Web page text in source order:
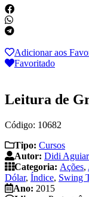
Adicionar aos
Favoritado
Leitura de
Código: 10682
Tipo: Cursos
Autor: Didi Aguiar
Categoria: Ações,
Dólar, Índice, Swing
Ano: 2015